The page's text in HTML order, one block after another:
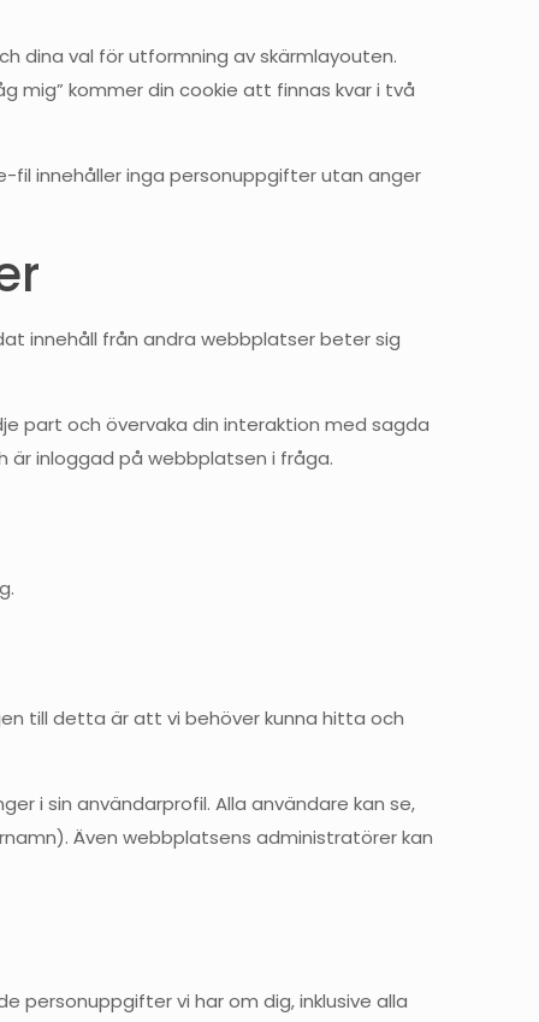
dina val för utformning av skärmlayouten.
mig” kommer din cookie att finnas kvar i två
fil innehåller inga personuppgifter utan anger
innehåll från andra webbplatser beter sig
part och övervaka din interaktion med sagda
är inloggad på webbplatsen i fråga.
till detta är att vi behöver kunna hitta och
i sin användarprofil. Alla användare kan se,
Även webbplatsens administratörer kan
personuppgifter vi har om dig, inklusive alla